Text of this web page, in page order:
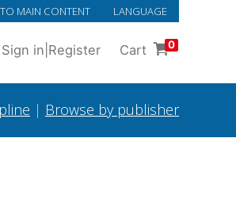
MAIN CONTENT LANGUAGE
Sign in Register Cart 0
| Browse by publisher